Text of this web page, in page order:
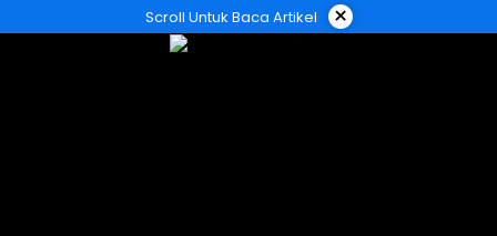
ke
Scroll Untuk Baca Artikel ×